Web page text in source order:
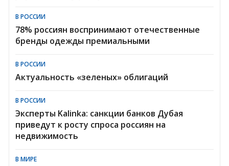
В РОССИИ
78% россиян воспринимают отечественные
бренды одежды премиальными
В РОССИИ
Актуальность «зеленых» облигаций
В РОССИИ
Эксперты Kalinka: санкции банков Дубая
приведут к росту спроса россиян на
недвижимость
В МИРЕ